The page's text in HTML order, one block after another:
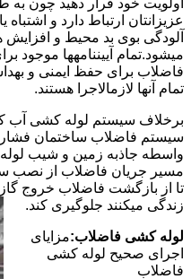
عزیزانتان ارتباط دارد و
آلودگی بوی بد محیط و افزایش
میشود.تمام آییننامهها
فاضلاب برای حفظ ایمنی و
تمام آنها لازمالاجرا هستند.
برخلاف سیستم لوله کشی آب
سیستم فاضلاب ساختمان
واسطه جاذبه زمین و شیب
مسیر جریان فاضلاب از نصب
تا از بازگشت فاضلاب خروج
زندگی میکنند جلوگیری کند.
لوله کشی فاضلاب:مزایای
اجرای صحیح لوله کشی
فاضلاب